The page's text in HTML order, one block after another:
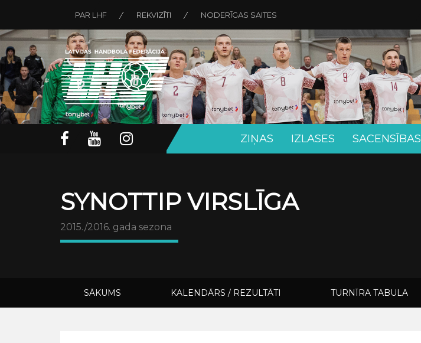
PAR LHF REKVIZĪTI NODERĪGAS SAITES
ZIŅAS IZLASES SACENSĪBAS
SYNOTTIP VIRSLĪGA
2015./2016. gada sezona
SĀKUMS KALENDĀRS / REZULTĀTI TURNĪRA TABULA